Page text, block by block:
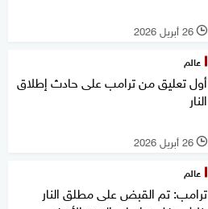
l 26 أبريل 2026
عالم
أول تعليق من ترامب على حادث إطلاق
النار
l 26 أبريل 2026
عالم
ترامب: تم القبض على مطلق النار